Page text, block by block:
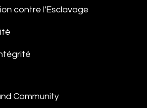
contre l'Esclavage
Community